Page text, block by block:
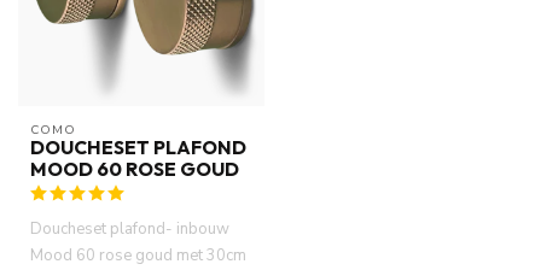
COMO
DOUCHESET PLAFOND
MOOD 60 ROSE GOUD
Doucheset plafond- inbouw
Mood 60 rose goud met 30cm